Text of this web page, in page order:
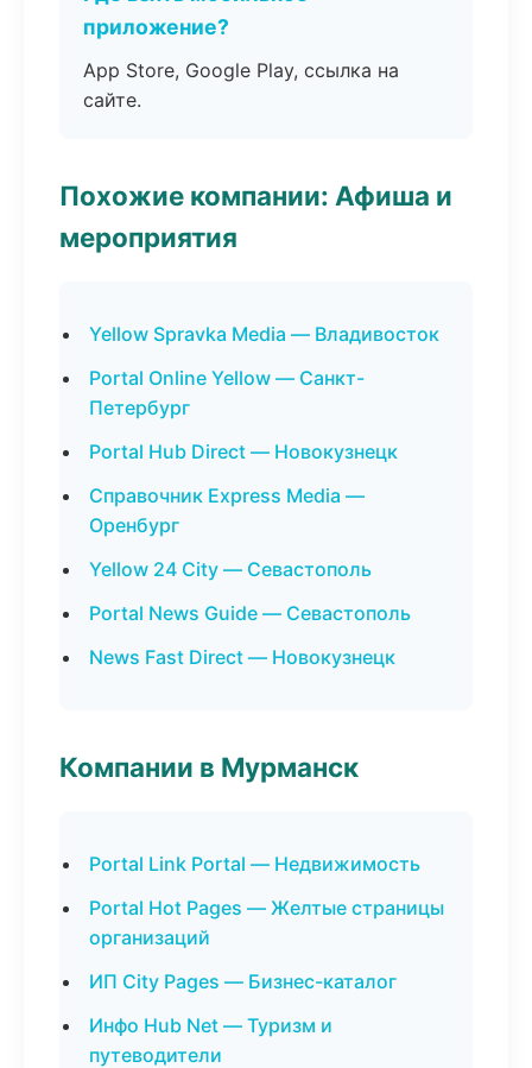
приложение?
App Store, Google Play, ссылка на
сайте.
Похожие компании: Афиша и
мероприятия
Yellow Spravka Media — Владивосток
Portal Online Yellow — Санкт-
Петербург
Portal Hub Direct — Новокузнецк
Справочник Express Media —
Оренбург
Yellow 24 City — Севастополь
Portal News Guide — Севастополь
News Fast Direct — Новокузнецк
Компании в Мурманск
Portal Link Portal — Недвижимость
Portal Hot Pages — Желтые страницы
организаций
ИП City Pages — Бизнес-каталог
Инфо Hub Net — Туризм и
путеводители